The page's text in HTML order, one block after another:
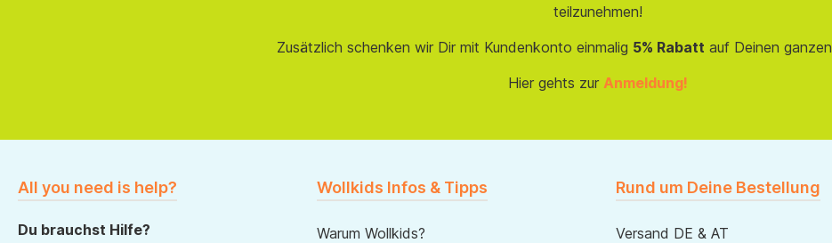
teilzunehmen!
Zusätzlich schenken wir Dir mit Kundenkonto einmalig 5% Rabatt auf Deinen ganzen
Hier gehts zur Anmeldung!
All you need is help?
Du brauchst Hilfe?
Wollkids Infos & Tipps
Warum Wollkids?
Rund um Deine Bestellung
Versand DE & AT